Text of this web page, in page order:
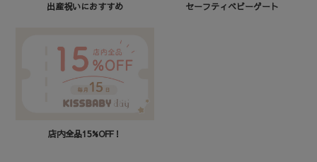
出産祝いにおすすめ セーフティベビーゲート
店内全品15%OFF！